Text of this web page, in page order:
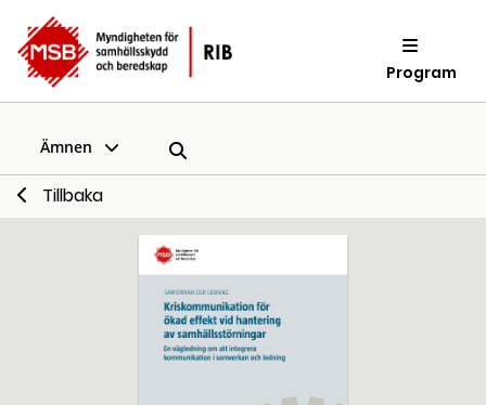
Program
Ämnen
Tillbaka